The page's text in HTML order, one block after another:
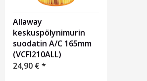
Allaway
keskuspölynimurin
suodatin A/C 165mm
(VCFI210ALL)
24,90 €*